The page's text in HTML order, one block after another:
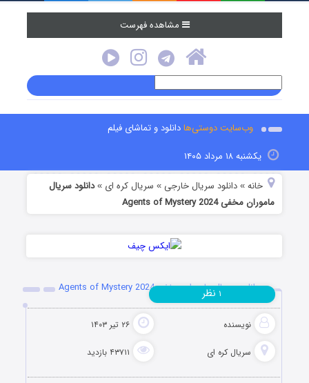
مشاهده فهرست
وب‌سایت دوستی‌هادانلود و تماشای فیلم
یکشنبه ۱۸ مرداد ۱۴۰۵
خانه »دانلود سریال خارجی » سریال کره ای »دانلود سریال
ماموران مخفی Agents of Mystery 2024
دانلود سریال ماموران مخفی Agents of Mystery 2024
نویسنده ۲۶ تیر ۱۴۰۳
سریال کره ای ۴۳۷۱۱ بازدید
۱ نظر